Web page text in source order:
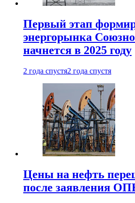
Первый этап
энергорынка
начнется в 2025 году
2 года спустя2 года спустя
Цены на нефть
после заявления